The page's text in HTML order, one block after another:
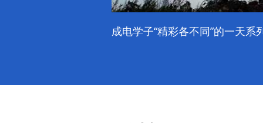
成电学子“精彩各不同”的一天系